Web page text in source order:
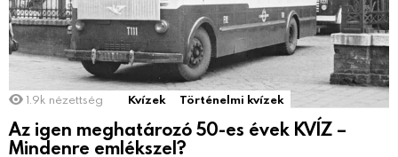
1.9k nézettség Kvízek Történelmi kvízek
Az igen meghatározó 50-es évek KVÍZ –
Mindenre emlékszel?